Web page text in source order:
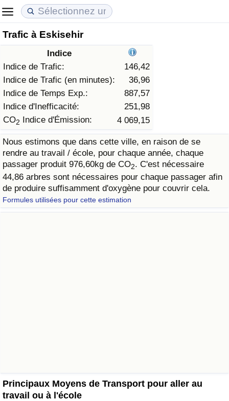
Trafic à Eskisehir
Indice
Indice de Trafic:
146,42
Indice de Trafic (en minutes):
36,96
Indice de Temps Exp.:
887,57
Indice d'Inefficacité:
251,98
CO2 Indice d'Émission: 4 069,15
Nous estimons que dans cette ville, en raison de se
rendre au travail / école, pour chaque année, chaque
passager produit 976,60kg de CO2. C'est nécessaire
44,86 arbres sont nécessaires pour chaque passager afin
de produire suffisamment d'oxygène pour couvrir cela.
Formules utilisées pour cette estimation
Principaux Moyens de Transport pour aller au
travail ou à l'école
Coût de la vie
Indice du Coût de la Vie (Actuel)
Indice du Coût de la Vie
Indice du coût de la vie par pays
à Akaba
Prix de l'immobilier
Indice des Prix de l'immobilier (Actuel)
Indice des Prix de l'immobilier
Indice des Prix de l'immobilier par Pays
Qualité de Vie
Indice de Qualité de Vie
Indice de Qualité de Vie (Actuel)
Indice de qualité de vie par pays
Criminalité
Indice de Criminalité (Actuel)
Indice de Criminalité